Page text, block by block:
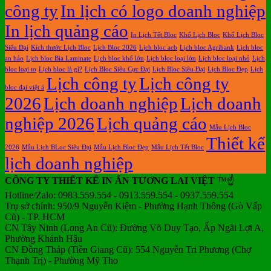
công tyIn lịch có logo doanh nghiệp
In lịch quảng cáo In Lịch Tết Bloc Khổ Lịch Bloc Khổ Lịch Bloc
Siêu Đại Kích thước Lịch Bloc Lịch Bloc 2026 Lịch bloc acb Lịch bloc Agribank Lịch bloc
an hảo Lịch bloc Bìa Laminate Lịch bloc khổ lớn Lịch bloc loại lớn Lịch bloc loại nhỏ Lịch
bloc loại to Lịch bloc là gì? Lịch Bloc Siêu Cực Đại Lịch Bloc Siêu Đại Lịch Bloc Đẹp Lịch
bloc đại việt á Lịch công tyLịch công ty
2026Lịch doanh nghiệpLịch doanh
nghiệp 2026Lịch quảng cáo Mẫu Lịch Bloc
2026 Mẫu Lịch BLoc Siêu Đại Mẫu Lịch Bloc Đẹp Mẫu Lịch Tết Bloc Thiết kế
lịch doanh nghiệp
CÔNG TY THIẾT KẾ IN ẤN TƯƠNG LAI VIỆT ™☝️
Hotline/Zalo: 0983.559.554 - 0913.559.554 - 0937.559.554
Trụ sở chính: 950/9 Nguyễn Kiệm - Phường Hạnh Thông (Gò Vấp
Cũ) - TP. HCM
CN Tây Ninh (Long An Cũ): Đường Võ Duy Tạo, Ấp Ngãi Lợi A,
Phường Khánh Hậu
CN Đồng Tháp (Tiền Giang Cũ): 554 Nguyễn Tri Phương (Chợ
Thạnh Trị) - Phường Mỹ Tho